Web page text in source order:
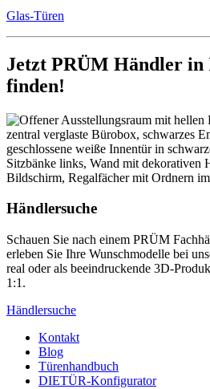
Glas-Türen
Jetzt PRÜM Händler in
finden!
Händlersuche
Schauen Sie nach einem PRÜM
erleben Sie Ihre Wunschmodelle bei
real oder als beeindruckende 3D-
1:1.
Händlersuche
Kontakt
Blog
Türenhandbuch
DIETÜR-Konfigurator